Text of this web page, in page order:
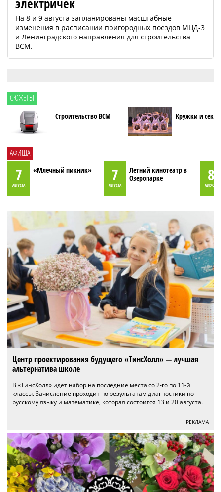
На 8 и 9 августа запланированы масштабные
изменения в расписании пригородных поездов МЦД-3
и Ленинградского направления для строительства
ВСМ.
СЮЖЕТЫ
Строительство ВСМ Кружки и
АФИША
7
АВГУСТА
«Млечный пикник» 7
АВГУСТА
Летний кинотеатр в
Озеропарке
8
АВГУСТА
Центр проектирования будущего «ТинсХолл» — лучшая
альтернатива школе
В «ТинсХолл» идет набор на последние места со 2-го по 11-й
классы. Зачисление проходит по результатам диагностики по
русскому языку и математике, которая состоится 13 и 20 августа.
РЕКЛАМА